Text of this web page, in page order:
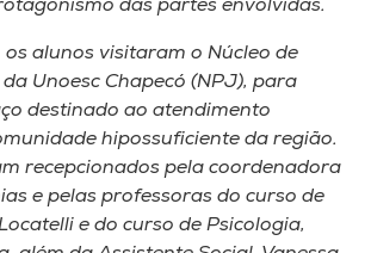
das partes envolvidas.
alunos visitaram o Núcleo de
Unoesc Chapecó (NPJ), para
destinado ao atendimento
hipossuficiente da região.
recepcionados pela coordenadora
e pelas professoras do curso de
e do curso de Psicologia,